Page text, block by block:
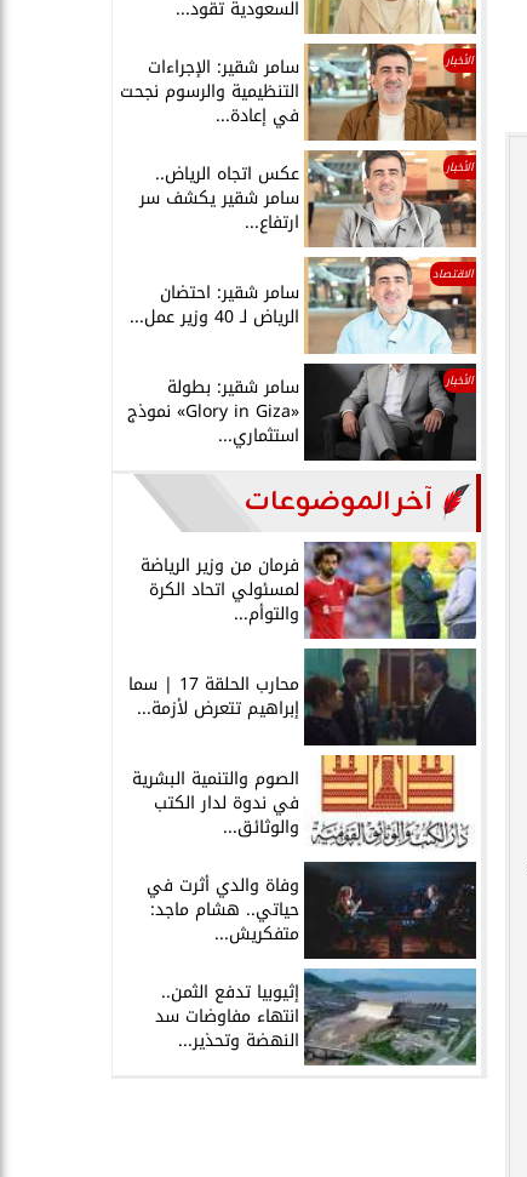
السعودية تقود...
الأخبار سامر شقير: الإجراءات
التنظيمية والرسوم نجحت
في إعادة...
الأخبار عكس اتجاه الرياض..
سامر شقير يكشف سر
ارتفاع...
الاقتصاد
سامر شقير: احتضان
الرياض لـ 40 وزير عمل...
الأخبار سامر شقير: بطولة
«Glory in Giza» نموذج
استثماري...
آخر الموضوعات
فرمان من وزير الرياضة
لمسئولي اتحاد الكرة
والتوأم...
محارب الحلقة 17 | سما
إبراهيم تتعرض لأزمة...
الصوم والتنمية البشرية
في ندوة لدار الكتب
والوثائق...
وفاة والدي أثرت في
حياتي.. هشام ماجد:
متفكريش...
إثيوبيا تدفع الثمن..
انتهاء مفاوضات سد
النهضة وتحذير...